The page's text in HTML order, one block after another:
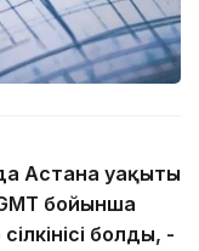
Астана уақыты
бойынша
болды, -